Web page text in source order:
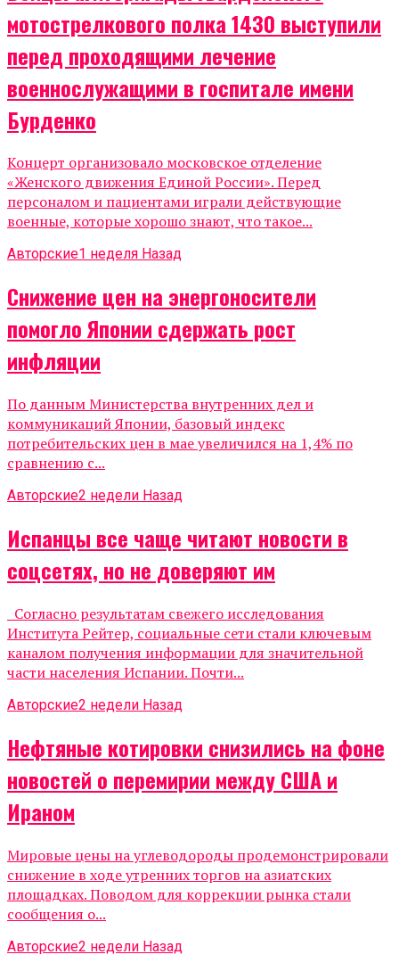
мотострелкового полка 1430 выступили
перед проходящими лечение
военнослужащими в госпитале имени
Бурденко
Концерт организовало московское отделение
«Женского движения Единой России». Перед
персоналом и пациентами играли действующие
военные, которые хорошо знают, что такое...
Авторские1 неделя Назад
Снижение цен на энергоносители
помогло Японии сдержать рост
инфляции
По данным Министерства внутренних дел и
коммуникаций Японии, базовый индекс
потребительских цен в мае увеличился на 1,4% по
сравнению с...
Авторские2 недели Назад
Испанцы все чаще читают новости в
соцсетях, но не доверяют им
Согласно результатам свежего исследования
Института Рейтер, социальные сети стали ключевым
каналом получения информации для значительной
части населения Испании. Почти...
Авторские2 недели Назад
Нефтяные котировки снизились на фоне
новостей о перемирии между США и
Ираном
Мировые цены на углеводороды продемонстрировали
снижение в ходе утренних торгов на азиатских
площадках. Поводом для коррекции рынка стали
сообщения о...
Авторские2 недели Назад